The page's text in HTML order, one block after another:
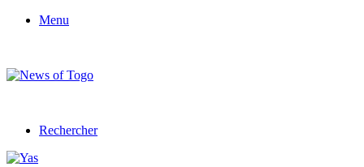
Menu
Rechercher